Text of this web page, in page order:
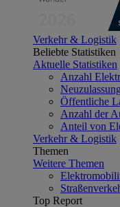
Verkehr & Logistik
Beliebte Statistiken
Aktuelle Statistiken
Anzahl
Öffentliche
Anzahl der
Anteil von
Verkehr & Logistik
Themen
Weitere Themen
Top Report